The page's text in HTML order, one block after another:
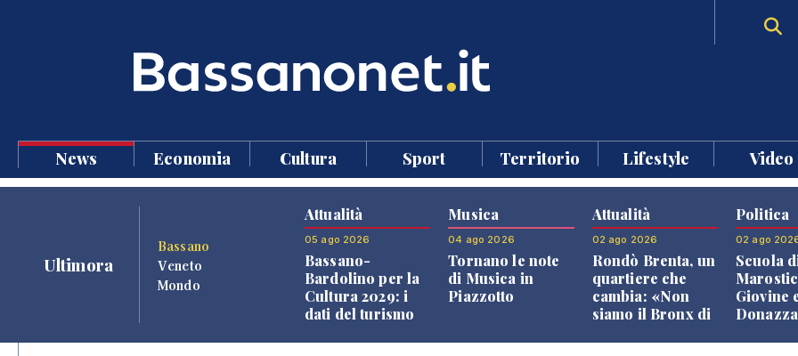
News Economia Cultura Sport Territorio Lifestyle Video
Ultimora
Bassano
Veneto
Mondo
Attualità
05 ago 2026
Bassano-
Bardolino per la
Cultura 2029: i
dati del turismo
Musica
04 ago 2026
Tornano le note
di Musica in
Piazzotto
Attualità
02 ago 2026
Rondò Brenta, un
quartiere che
cambia: «Non
siamo il Bronx di
Politica
02 ago
Scuola
Giovine